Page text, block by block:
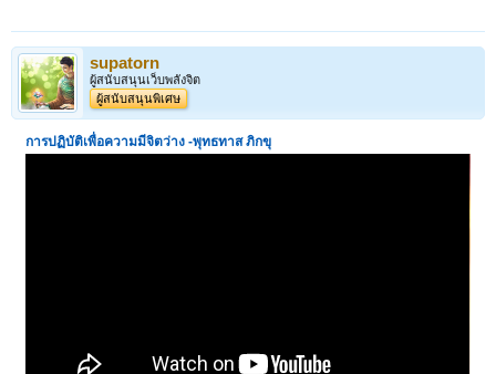
supatorn
ผู้สนับสนุนเว็บพลังจิต
ผู้สนับสนุนพิเศษ
การปฏิบัติเพื่อความมีจิตว่าง -พุทธทาส ภิกขุ